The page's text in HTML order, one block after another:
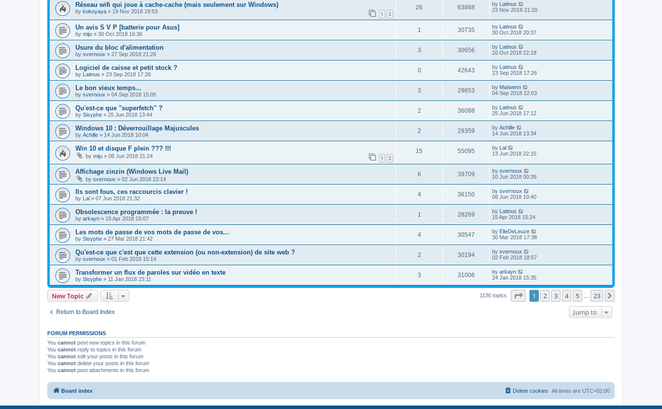
Réseau wifi qui joue à cache-cache (mais seulement sur Windows)
by kokoyaya » 19 Nov 2018 19:53 1 2
26 63868 by Latinus
23 Nov 2018 21:20
Un avis S V P [batterie pour Asus]
by miju » 30 Oct 2018 16:36
1 30735 by Latinus
30 Oct 2018 20:37
Usure du bloc d'alimentation
by svernoux » 27 Sep 2018 21:26
3 30656 by Latinus
10 Oct 2018 22:18
Logiciel de caisse et petit stock ?
by Latinus » 23 Sep 2018 17:26
0 42643 by Latinus
23 Sep 2018 17:26
Le bon vieux temps...
by svernoux » 04 Sep 2018 15:05
3 29653 by Maïwenn
04 Sep 2018 22:03
Qu'est-ce que "superfetch" ?
by Sisyphe » 25 Jun 2018 13:44
2 36088 by Latinus
25 Jun 2018 17:12
Windows 10 : Déverrouillage Majuscules
by Achille » 14 Jun 2018 10:04
2 29359 by Achille
14 Jun 2018 13:34
Win 10 et disque F plein ??? !!!
by miju » 08 Jun 2018 21:24 1 2
15 55095 by Lal
13 Jun 2018 22:15
Affichage zinzin (Windows Live Mail)
by svernoux » 02 Jun 2018 22:14
6 39709 by svernoux
10 Jun 2018 00:39
Ils sont fous, ces raccourcis clavier !
by Lal » 07 Jun 2018 21:32
4 36150 by svernoux
08 Jun 2018 10:40
Obsolescence programmée : la preuve !
by arkayn » 15 Apr 2018 15:07
1 28269 by Latinus
15 Apr 2018 15:24
Les mots de passe de vos mots de passe de vos...
by Sisyphe » 27 Mar 2018 21:42
4 30547 by ElieDeLeuze
30 Mar 2018 17:38
Qu'est-ce que c'est que cette extension (ou non-extension) de site web ?
by svernoux » 01 Feb 2018 15:14
2 30194 by svernoux
02 Feb 2018 18:57
Transformer un flux de paroles sur vidéo en texte
by Sisyphe » 11 Jan 2018 23:11
3 31006 by arkayn
24 Jan 2018 15:35
New Topic 1136 topics Page of 23
1 2 3 4 5 23
Return to Board Index Jump to
FORUM PERMISSIONS
You cannot post new topics in this forum
You cannot reply to topics in this forum
You cannot edit your posts in this forum
You cannot delete your posts in this forum
You cannot post attachments in this forum
Board index All times are UTC+02:00
Delete cookies